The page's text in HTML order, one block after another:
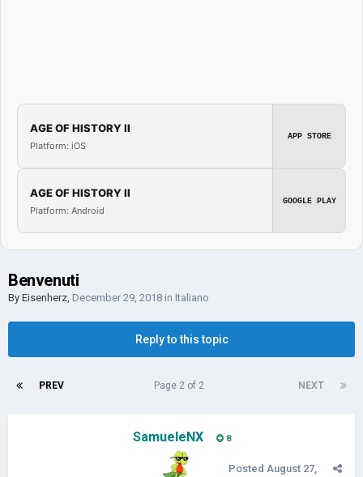
AGE OF HISTORY II
Platform: iOS
APP STORE
AGE OF HISTORY II
Platform: Android
GOOGLE PLAY
Benvenuti
By Eisenherz, December 29, 2018 in Italiano
Reply to this topic
PREV NEXT
Page 2 of 2
SamueleNX 8
Posted August 27,